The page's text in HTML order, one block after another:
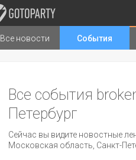
Города Музыка Типы
Все новости События
Все события
Петербург
Сейчас вы видите новостные
Московская область, Санкт-